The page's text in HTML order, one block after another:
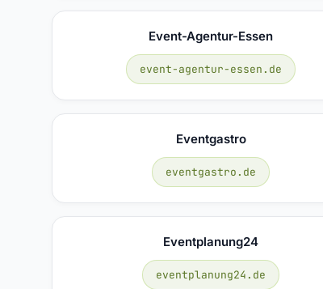
Event-Agentur-Essen
event-agentur-essen.de
Eventgastro
eventgastro.de
Eventplanung24
eventplanung24.de